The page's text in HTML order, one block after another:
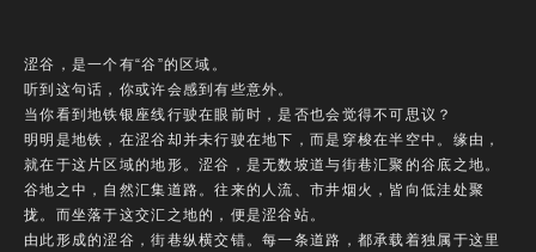
涩谷，是一个有“谷”的区域。
听到这句话，你或许会感到有些意外。
当你看到地铁银座线行驶在眼前时，是否也会觉得不可思议？
明明是地铁，在涩谷却并未行驶在地下，而是穿梭在半空中。缘由，
就在于这片区域的地形。涩谷，是无数坡道与街巷汇聚的谷底之地。
谷地之中，自然汇集道路。往来的人流、市井烟火，皆向低洼处聚
拢。而坐落于这交汇之地的，便是涩谷站。
由此形成的涩谷，街巷纵横交错。每一条道路，都承载着独属于这里